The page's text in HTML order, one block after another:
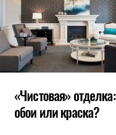
«Чистовая» отделка:
обои или краска?